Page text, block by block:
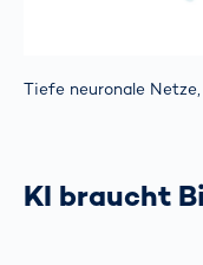
Tiefe neuronale
KI braucht